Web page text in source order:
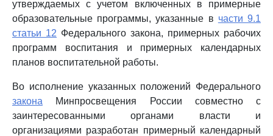
утверждаемых с учетом включенных в примерные
образовательные программы, указанные в части 9.1
статьи 12 Федерального закона, примерных рабочих
программ воспитания и примерных календарных
планов воспитательной работы.
Во исполнение указанных положений Федерального
закона Минпросвещения России совместно с
заинтересованными органами власти и
организациями разработан примерный календарный